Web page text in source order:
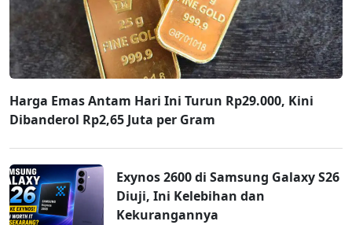
Harga Emas Antam Hari Ini Turun Rp29.000, Kini
Dibanderol Rp2,65 Juta per Gram
Exynos 2600 di Samsung Galaxy S26
Diuji, Ini Kelebihan dan
Kekurangannya